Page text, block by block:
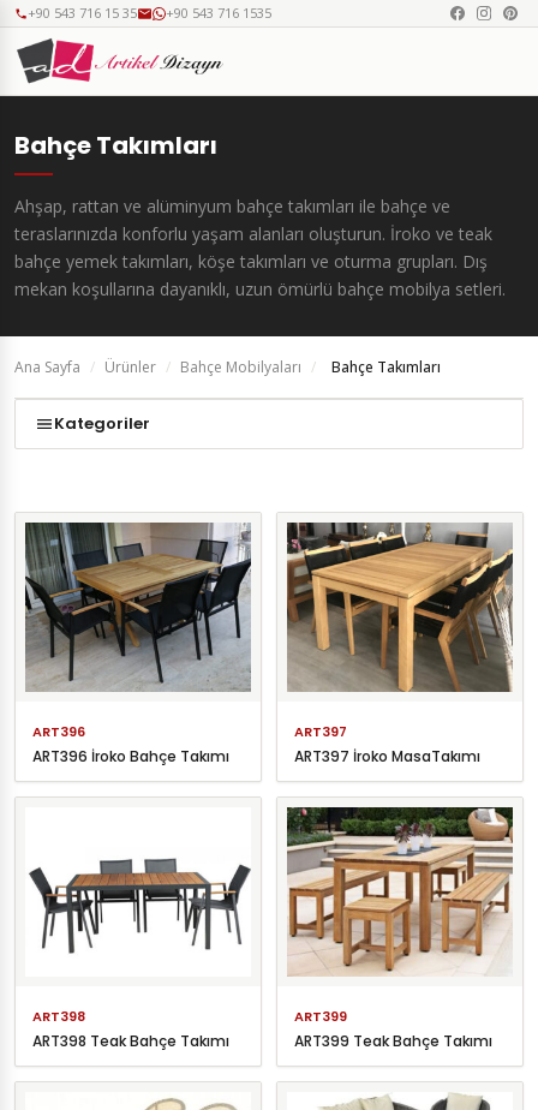
+90 543 716 15 35 +90 543 716 1535
Bahçe Takımları
Ahşap, rattan ve alüminyum bahçe takımları ile bahçe ve
teraslarınızda konforlu yaşam alanları oluşturun. İroko ve teak
bahçe yemek takımları, köşe takımları ve oturma grupları. Dış
mekan koşullarına dayanıklı, uzun ömürlü bahçe mobilya setleri.
Ana Sayfa / Ürünler / Bahçe Mobilyaları / Bahçe Takımları
Kategoriler
ART396
ART396 İroko Bahçe Takımı
ART397
ART397 İroko MasaTakımı
ART398
ART398 Teak Bahçe Takımı
ART399
ART399 Teak Bahçe Takımı